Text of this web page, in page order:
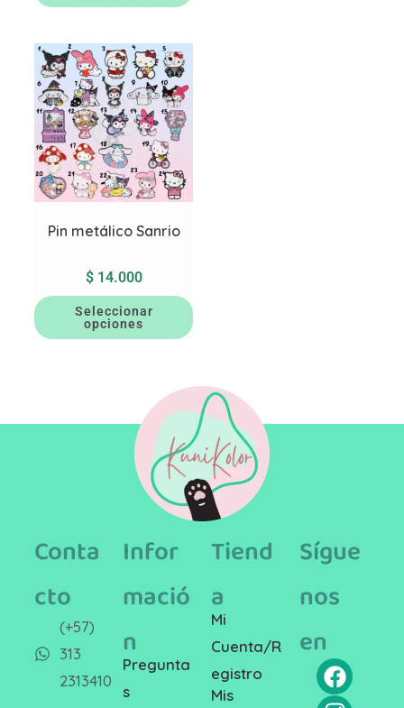
Pin metálico Sanrio
$14.000
Seleccionar
opciones
Conta
cto
(+57)
313
2313410
Infor
mació
n
Pregunta
s
Tiend
a
Mi
Cuenta/R
egistro
Mis
Sígue
nos
en